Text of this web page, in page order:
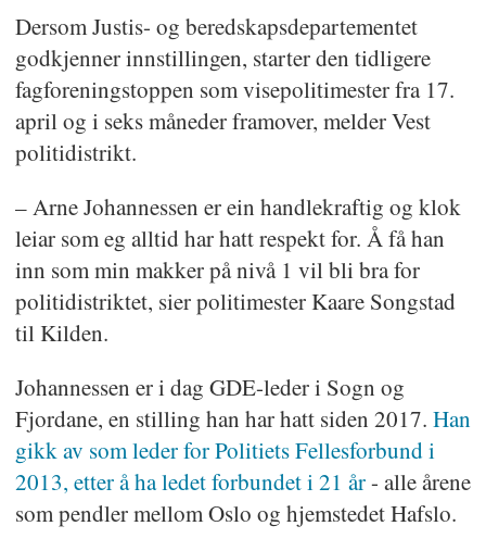
Dersom Justis- og beredskapsdepartementet
godkjenner innstillingen, starter den tidligere
fagforeningstoppen som visepolitimester fra 17.
april og i seks måneder framover, melder Vest
politidistrikt.
– Arne Johannessen er ein handlekraftig og klok
leiar som eg alltid har hatt respekt for. Å få han
inn som min makker på nivå 1 vil bli bra for
politidistriktet, sier politimester Kaare Songstad
til Kilden.
Johannessen er i dag GDE-leder i Sogn og
Fjordane, en stilling han har hatt siden 2017. Han
gikk av som leder for Politiets Fellesforbund i
2013, etter å ha ledet forbundet i 21 år- alle årene
som pendler mellom Oslo og hjemstedet Hafslo.